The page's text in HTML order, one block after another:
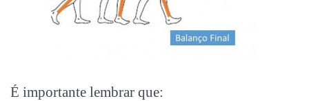
É importante lembrar que: